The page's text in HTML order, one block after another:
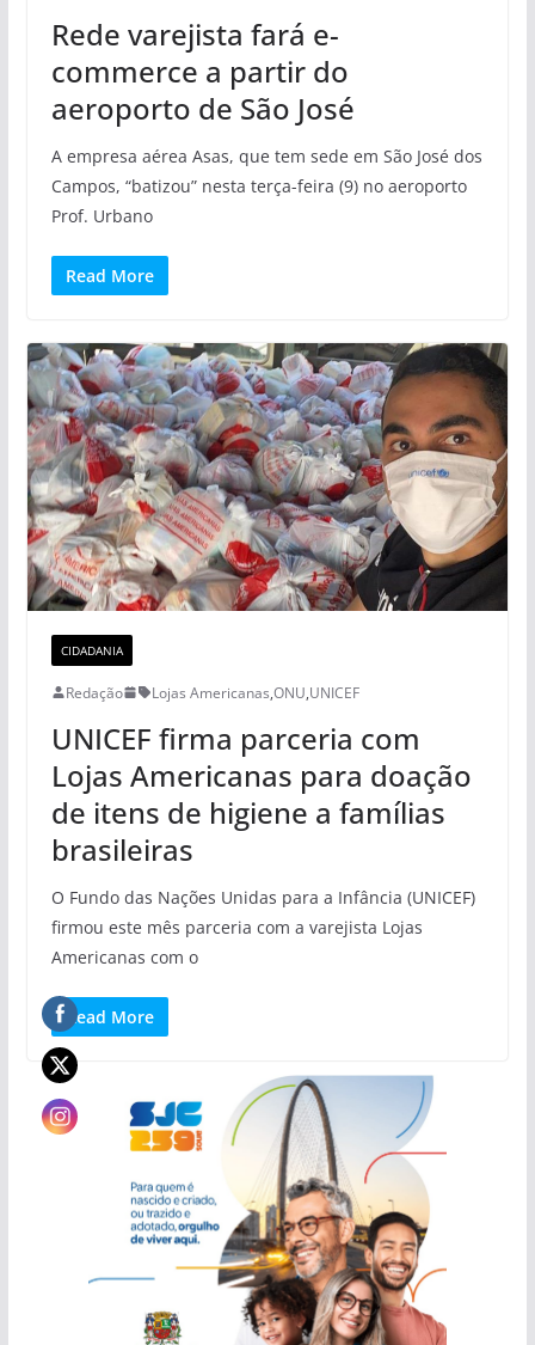
Rede varejista fará e-
commerce a partir do
aeroporto de São José
A empresa aérea Asas, que tem sede em São José dos
Campos, “batizou” nesta terça-feira (9) no aeroporto
Prof. Urbano
Read More
CIDADANIA
Redação Lojas Americanas,ONU,UNICEF
UNICEF firma parceria com
Lojas Americanas para doação
de itens de higiene a famílias
brasileiras
O Fundo das Nações Unidas para a Infância (UNICEF)
firmou este mês parceria com a varejista Lojas
Americanas com o
Read More